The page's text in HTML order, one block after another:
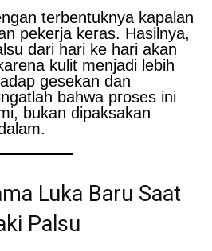
terbentuknya kapalan
pekerja keras. Hasilnya,
dari hari ke hari akan
kulit menjadi lebih
gesekan dan
bahwa proses ini
bukan dipaksakan
Luka Baru Saat
Palsu